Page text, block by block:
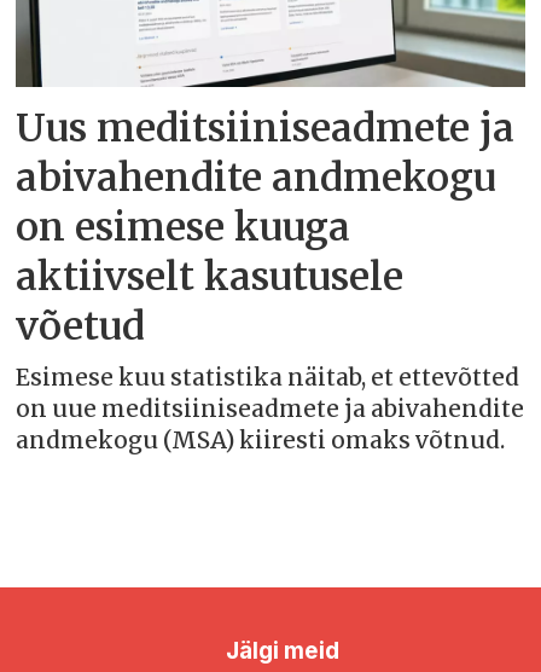
Uus meditsiiniseadmete ja
abivahendite andmekogu
on esimese kuuga
aktiivselt kasutusele
võetud
Esimese kuu statistika näitab, et ettevõtted
on uue meditsiiniseadmete ja abivahendite
andmekogu (MSA) kiiresti omaks võtnud.
Jälgi meid